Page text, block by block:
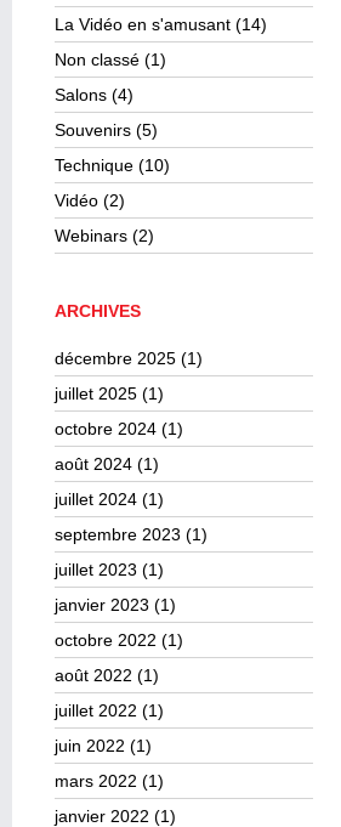
La Vidéo en s'amusant (14)
Non classé (1)
Salons (4)
Souvenirs (5)
Technique (10)
Vidéo (2)
Webinars (2)
ARCHIVES
décembre 2025 (1)
juillet 2025 (1)
octobre 2024 (1)
août 2024 (1)
juillet 2024 (1)
septembre 2023 (1)
juillet 2023 (1)
janvier 2023 (1)
octobre 2022 (1)
août 2022 (1)
juillet 2022 (1)
juin 2022 (1)
mars 2022 (1)
janvier 2022 (1)